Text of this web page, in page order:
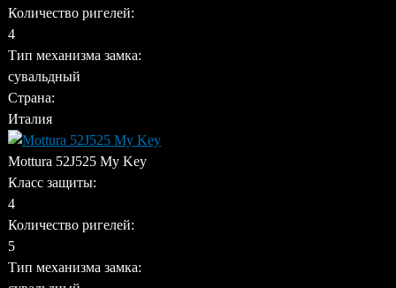
Количество ригелей:
4
Тип механизма замка:
сувальдный
Страна:
Италия
Mottura 52J525 My Key
Класс защиты:
4
Количество ригелей:
5
Тип механизма замка: